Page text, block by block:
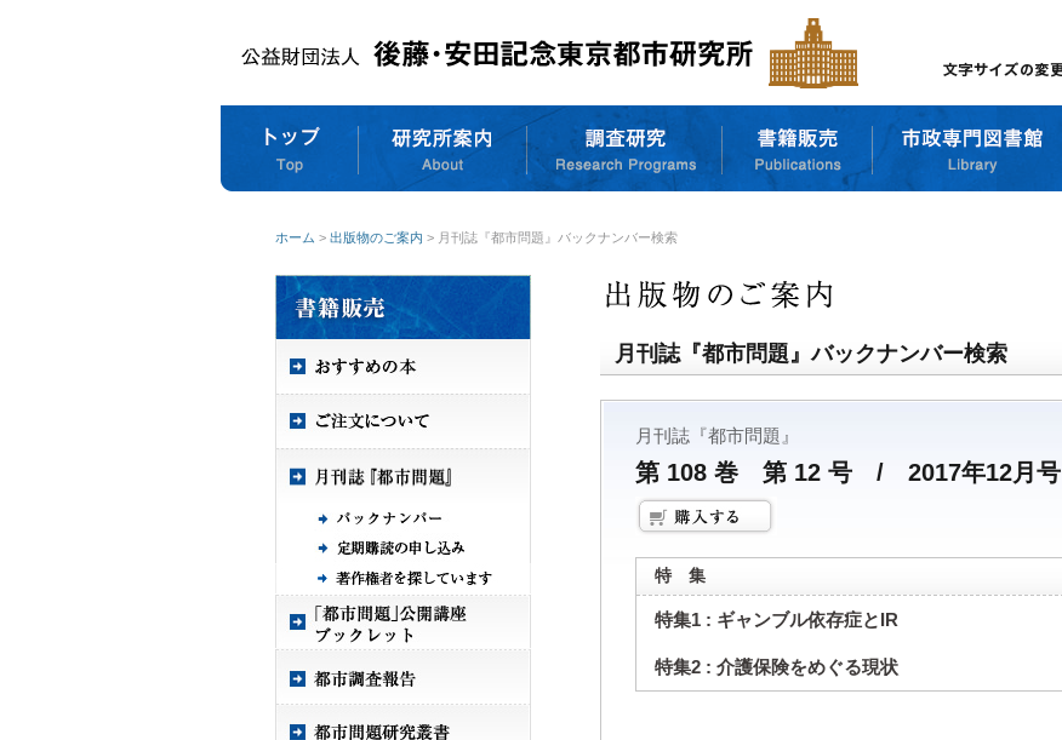
ホーム > 出版物のご案内 > 月刊誌『都市問題』バックナンバー検索
月刊誌『都市問題』バックナンバー検索
月刊誌『都市問題』
第 108 巻 第 12 号 / 2017年12月号
特 集
特集1 : ギャンブル依存症とIR
特集2 : 介護保険をめぐる現状